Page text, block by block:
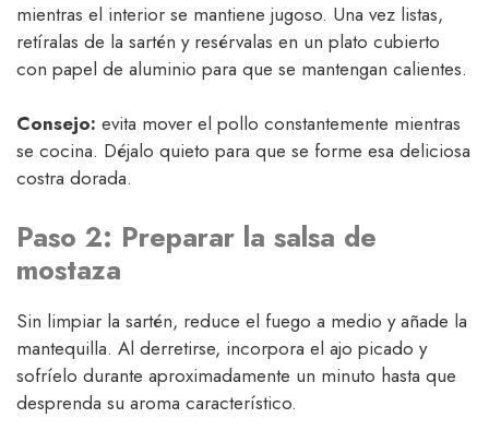
mientras el interior se mantiene jugoso. Una vez listas,
retíralas de la sartén y resérvalas en un plato cubierto
con papel de aluminio para que se mantengan calientes.
Consejo: evita mover el pollo constantemente mientras
se cocina. Déjalo quieto para que se forme esa deliciosa
costra dorada.
Paso 2: Preparar la salsa de
mostaza
Sin limpiar la sartén, reduce el fuego a medio y añade la
mantequilla. Al derretirse, incorpora el ajo picado y
sofríelo durante aproximadamente un minuto hasta que
desprenda su aroma característico.